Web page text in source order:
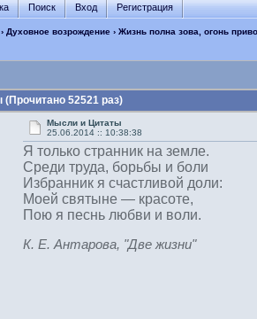
Поиск Вход Регистрация
Духовное возрождение› Жизнь полна зова, огонь
52521 раз)
Мысли и Цитаты
25.06.2014 :: 10:38:38
Я только странник на земле.
Среди труда, борьбы и боли
Избранник я счастливой доли:
Моей святыне — красоте,
Пою я песнь любви и воли.
К. Е. Антарова, "Две жизни"